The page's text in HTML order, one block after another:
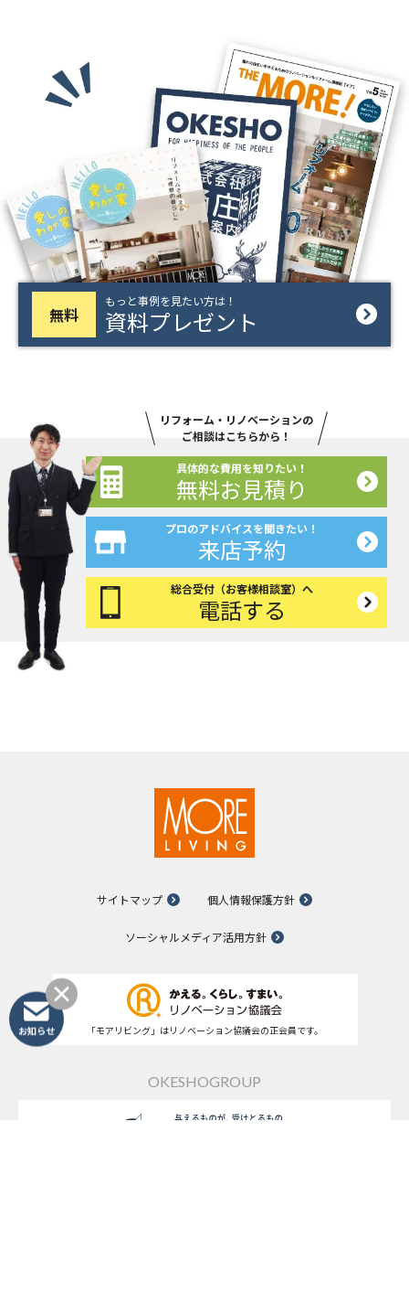
無料
もっと事例を見たい方は！
資料プレゼント
リフォーム・リノベーションの
ご相談はこちらから！
具体的な費用を知りたい！
無料お見積り
プロのアドバイスを聞きたい！
来店予約
総合受付（お客様相談室）へ
電話する
サイトマップ 個人情報保護方針
ソーシャルメディア活用方針
「モアリビング」はリノベーション協議会の正会員です。
OKESHOGROUP
お知らせ